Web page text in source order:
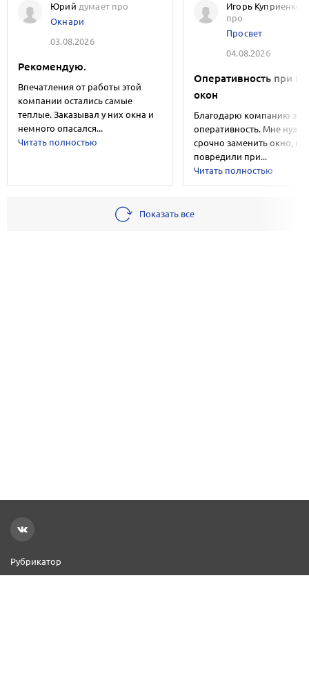
Юрий думает про
Окнари
03.08.2026
Рекомендую.
Впечатления от работы этой
компании остались самые
теплые. Заказывал у них окна и
немного опасался...
Читать полностью
Игорь Куприенко
про
Просвет
04.08.2026
Оперативность при
окон
Благодарю компанию за
оперативность. Мне
срочно заменить окно,
повредили при...
Читать полностью
Показать все
Рубрикатор